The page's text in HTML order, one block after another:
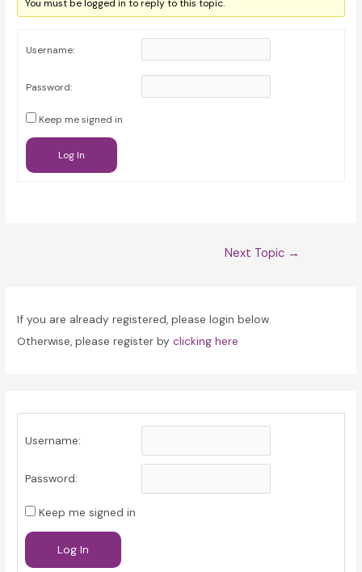
You must be logged in to reply to this topic.
Username:
Password:
Keep me signed in
Log In
Next Topic →
If you are already registered, please login below.
Otherwise, please register byclicking here
Username:
Password:
Keep me signed in
Log In